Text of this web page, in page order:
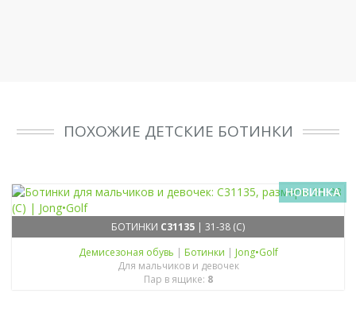
ПОХОЖИЕ ДЕТСКИЕ БОТИНКИ
НОВИНКА
БОТИНКИ C31135 | 31-38 (C)
Демисезоная обувь | Ботинки | Jong•Golf
Для мальчиков и девочек
Пар в ящике: 8